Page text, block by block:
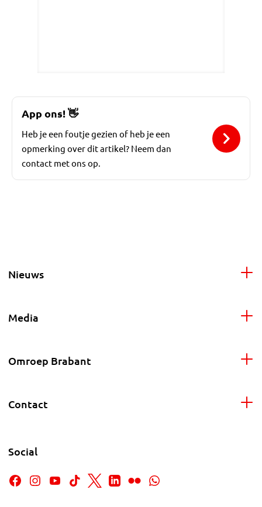
App ons!👋
Heb je een foutje gezien of heb je een
opmerking over dit artikel? Neem dan
contact met ons op.
Nieuws
Media
Omroep Brabant
Contact
Social